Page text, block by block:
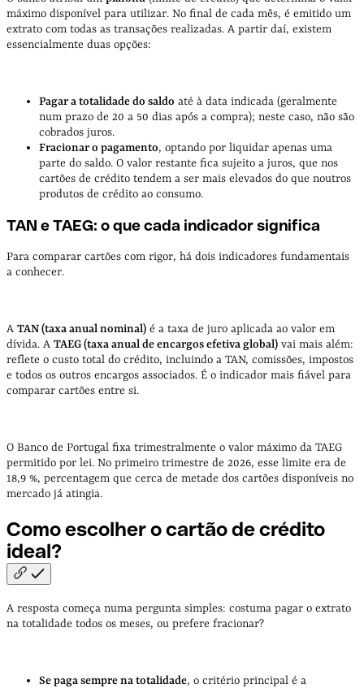
máximo disponível para utilizar. No final de cada mês, é emitido um
extrato com todas as transações realizadas. A partir daí, existem
essencialmente duas opções:
Pagar a totalidade do saldo até à data indicada (geralmente
num prazo de 20 a 50 dias após a compra); neste caso, não são
cobrados juros.
Fracionar o pagamento, optando por liquidar apenas uma
parte do saldo. O valor restante fica sujeito a juros, que nos
cartões de crédito tendem a ser mais elevados do que noutros
produtos de crédito ao consumo.
TAN e TAEG: o que cada indicador significa
Para comparar cartões com rigor, há dois indicadores fundamentais
a conhecer.
A TAN (taxa anual nominal) é a taxa de juro aplicada ao valor em
dívida. A TAEG (taxa anual de encargos efetiva global) vai mais além:
reflete o custo total do crédito, incluindo a TAN, comissões, impostos
e todos os outros encargos associados. É o indicador mais fiável para
comparar cartões entre si.
O Banco de Portugal fixa trimestralmente o valor máximo da TAEG
permitido por lei. No primeiro trimestre de 2026, esse limite era de
18,9 %, percentagem que cerca de metade dos cartões disponíveis no
mercado já atingia.
Como escolher o cartão de crédito
ideal?
A resposta começa numa pergunta simples: costuma pagar o extrato
na totalidade todos os meses, ou prefere fracionar?
Se paga sempre na totalidade, o critério principal é a